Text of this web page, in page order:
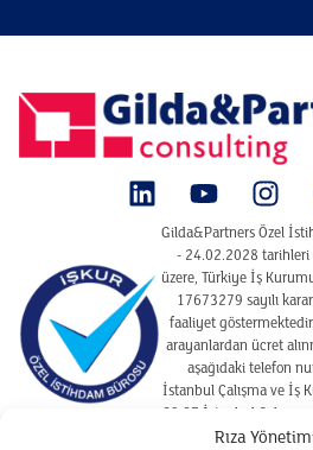
Rıza
Gilda&Partners Özel
- 24.02.2028 tarihleri
üzere, Türkiye İş
17673279 sayılı
faaliyet
arayanlardan ücret
aşağıdaki telefon
İstanbul Çalışma ve İş
29 87 İstanbul
Hizmet